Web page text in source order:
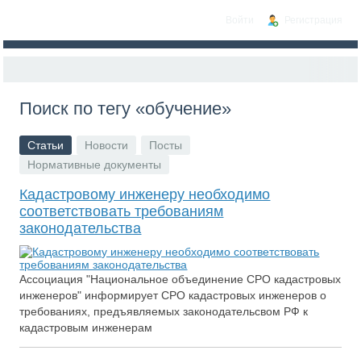
Поиск по тегу «обучение»
Статьи Новости
Посты
Нормативные документы
Кадастровому инженеру необходимо
соответствовать требованиям
законодательства
Ассоциация "Национальное объединение СРО кадастровых
инженеров" информирует СРО кадастровых инженеров о
требованиях, предъявляемых законодательсвом РФ к
кадастровым инженерам